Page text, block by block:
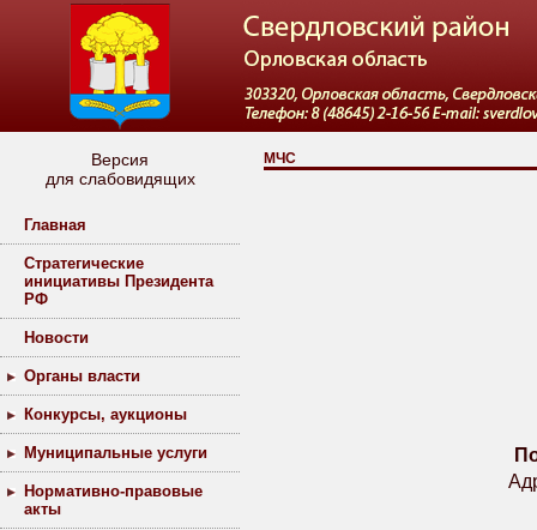
Версия
для слабовидящих
Главная
Стратегические
инициативы Президента
РФ
Новости
Органы власти
Конкурсы, аукционы
Муниципальные услуги
Нормативно-правовые
акты
МЧС